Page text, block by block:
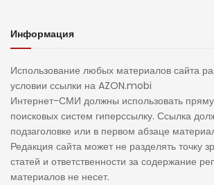
Информация
Использование любых материалов сайта
условии ссылки на AZON.mobi
Интернет-СМИ должны использовать
поисковых систем гиперссылку. Ссылка
подзаголовке или в первом абзаце
Редакция сайта может не разделять точку
статей и ответственности за содержание
материалов не несет.